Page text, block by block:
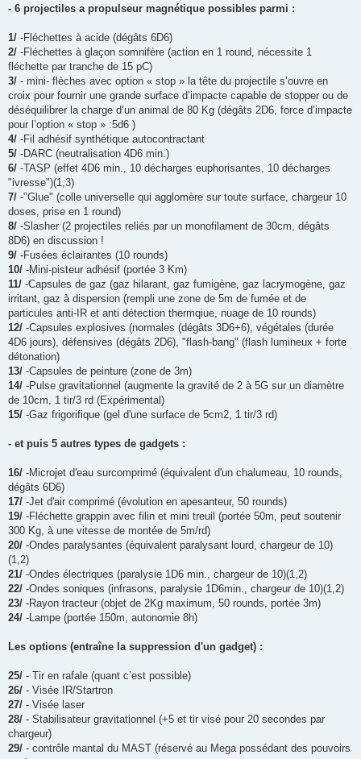
- 6 projectiles a propulseur magnétique possibles parmi :
1/ -Fléchettes à acide (dégâts 6D6)
2/ -Fléchettes à glaçon somnifère (action en 1 round, nécessite 1
fléchette par tranche de 15 pC)
3/ - mini- flèches avec option « stop » la tête du projectile s’ouvre en
croix pour fournir une grande surface d’impacte capable de stopper ou de
déséquilibrer la charge d’un animal de 80 Kg (dégâts 2D6, force d’impacte
pour l’option « stop » :5d6 )
4/ -Fil adhésif synthétique autocontractant
5/ -DARC (neutralisation 4D6 min.)
6/ -TASP (effet 4D6 min., 10 décharges euphorisantes, 10 décharges
"ivresse")(1,3)
7/ -"Glue" (colle universelle qui agglomère sur toute surface, chargeur 10
doses, prise en 1 round)
8/ -Slasher (2 projectiles reliés par un monofilament de 30cm, dégâts
8D6) en discussion !
9/ -Fusées éclairantes (10 rounds)
10/ -Mini-pisteur adhésif (portée 3 Km)
11/ -Capsules de gaz (gaz hilarant, gaz fumigène, gaz lacrymogène, gaz
irritant, gaz à dispersion (rempli une zone de 5m de fumée et de
particules anti-IR et anti détection thermqiue, nuage de 10 rounds)
12/ -Capsules explosives (normales (dégâts 3D6+6), végétales (durée
4D6 jours), défensives (dégâts 2D6), "flash-bang" (flash lumineux + forte
détonation)
13/ -Capsules de peinture (zone de 3m)
14/ -Pulse gravitationnel (augmente la gravité de 2 à 5G sur un diamètre
de 10cm, 1 tir/3 rd (Expérimental)
15/ -Gaz frigorifique (gel d'une surface de 5cm2, 1 tir/3 rd)
- et puis 5 autres types de gadgets :
16/ -Microjet d'eau surcomprimé (équivalent d'un chalumeau, 10 rounds,
dégâts 6D6)
17/ -Jet d'air comprimé (évolution en apesanteur, 50 rounds)
19/ -Fléchette grappin avec filin et mini treuil (portée 50m, peut soutenir
300 Kg, à une vitesse de montée de 5m/rd)
20/ -Ondes paralysantes (équivalent paralysant lourd, chargeur de 10)
(1,2)
21/ -Ondes électriques (paralysie 1D6 min., chargeur de 10)(1,2)
22/ -Ondes soniques (infrasons, paralysie 1D6min., chargeur de 10)(1,2)
23/ -Rayon tracteur (objet de 2Kg maximum, 50 rounds, portée 3m)
24/ -Lampe (portée 150m, autonomie 8h)
Les options (entraîne la suppression d'un gadget) :
25/ - Tir en rafale (quant c’est possible)
26/ - Visée IR/Startron
27/ - Visée laser
28/ - Stabilisateur gravitationnel (+5 et tir visé pour 20 secondes par
chargeur)
29/ - contrôle mantal du MAST (réservé au Mega possédant des pouvoirs